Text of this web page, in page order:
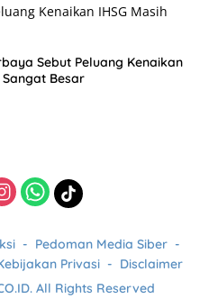
Sebut Peluang Kenaikan
Sangat Besar
Pedoman Media Siber
Privasi
Disclaimer
All Rights Reserved